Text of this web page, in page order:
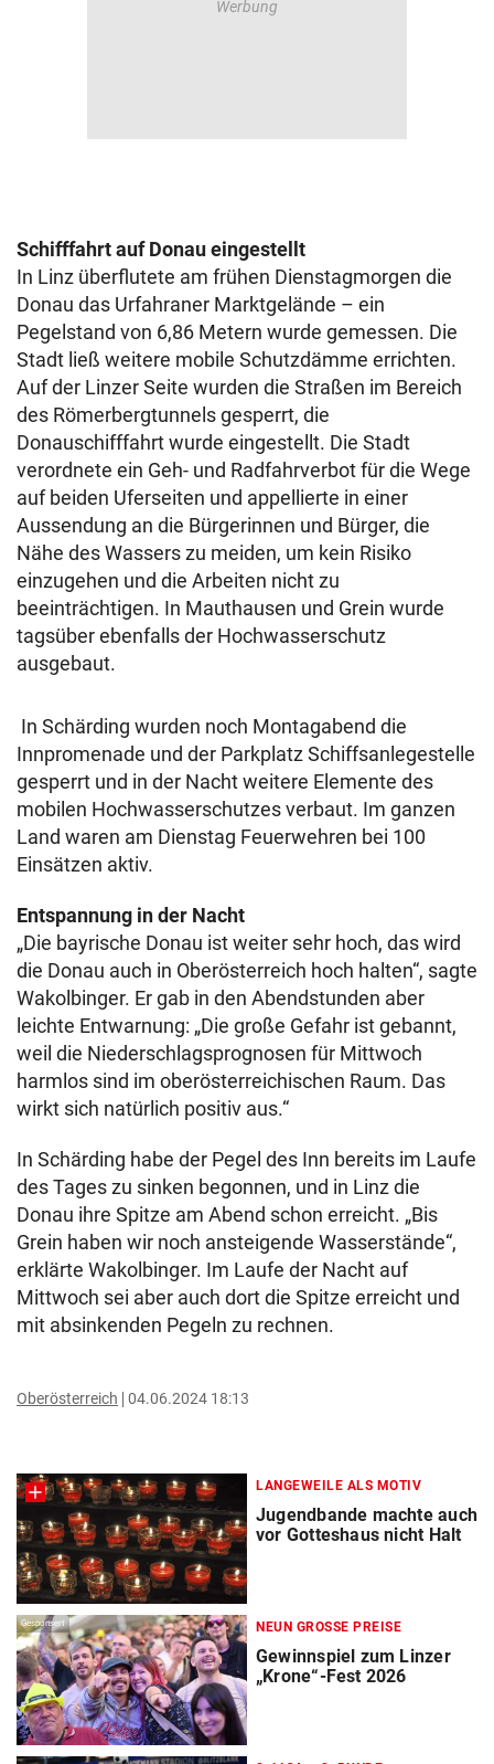
Schifffahrt auf Donau eingestellt
In Linz überflutete am frühen Dienstagmorgen die
Donau das Urfahraner Marktgelände – ein
Pegelstand von 6,86 Metern wurde gemessen. Die
Stadt ließ weitere mobile Schutzdämme errichten.
Auf der Linzer Seite wurden die Straßen im Bereich
des Römerbergtunnels gesperrt, die
Donauschifffahrt wurde eingestellt. Die Stadt
verordnete ein Geh- und Radfahrverbot für die Wege
auf beiden Uferseiten und appellierte in einer
Aussendung an die Bürgerinnen und Bürger, die
Nähe des Wassers zu meiden, um kein Risiko
einzugehen und die Arbeiten nicht zu
beeinträchtigen. In Mauthausen und Grein wurde
tagsüber ebenfalls der Hochwasserschutz
ausgebaut.
In Schärding wurden noch Montagabend die
Innpromenade und der Parkplatz Schiffsanlegestelle
gesperrt und in der Nacht weitere Elemente des
mobilen Hochwasserschutzes verbaut. Im ganzen
Land waren am Dienstag Feuerwehren bei 100
Einsätzen aktiv.
Entspannung in der Nacht
„Die bayrische Donau ist weiter sehr hoch, das wird
die Donau auch in Oberösterreich hoch halten“, sagte
Wakolbinger. Er gab in den Abendstunden aber
leichte Entwarnung: „Die große Gefahr ist gebannt,
weil die Niederschlagsprognosen für Mittwoch
harmlos sind im oberösterreichischen Raum. Das
wirkt sich natürlich positiv aus.“
In Schärding habe der Pegel des Inn bereits im Laufe
des Tages zu sinken begonnen, und in Linz die
Donau ihre Spitze am Abend schon erreicht. „Bis
Grein haben wir noch ansteigende Wasserstände“,
erklärte Wakolbinger. Im Laufe der Nacht auf
Mittwoch sei aber auch dort die Spitze erreicht und
mit absinkenden Pegeln zu rechnen.
Oberösterreich 04.06.2024 18:13
LANGEWEILE ALS MOTIV
Jugendbande machte auch
vor Gotteshaus nicht Halt
Gesponsert NEUN GROSSE PREISE
Gewinnspiel zum Linzer
„Krone“-Fest 2026